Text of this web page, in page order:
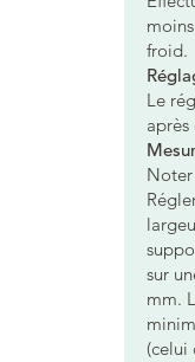
froid.
Le
après
Noter
sur
mm.
(celui